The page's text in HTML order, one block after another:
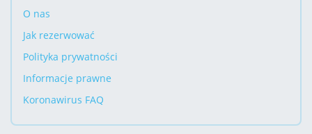
O nas
Jak rezerwować
Polityka prywatności
Informacje prawne
Koronawirus FAQ